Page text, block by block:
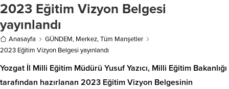
2023 Eğitim Vizyon Belgesi
yayınlandı
Anasayfa GÜNDEM, Merkez,Tüm Manşetler
2023 Eğitim Vizyon Belgesi yayınlandı
Yozgat İl Milli Eğitim Müdürü Yusuf Yazıcı, Milli Eğitim Bakanlığı
tarafından hazırlanan 2023 Eğitim Vizyon Belgesinin